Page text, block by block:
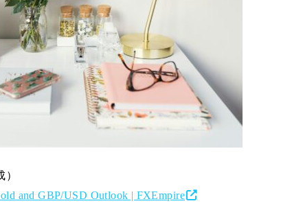
and GBP/USD Outlook | FXEmpire